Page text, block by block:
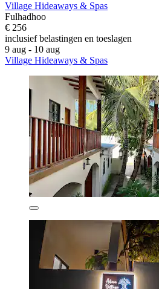
Village Hideaways & Spas
Fulhadhoo
€ 256
inclusief belastingen en toeslagen
9 aug - 10 aug
Village Hideaways & Spas